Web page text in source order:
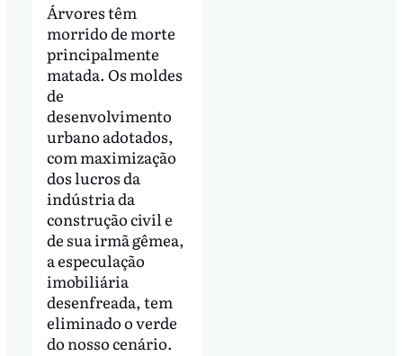
Árvores têm
morrido de morte
principalmente
matada. Os moldes
de
desenvolvimento
urbano adotados,
com maximização
dos lucros da
indústria da
construção civil e
de sua irmã gêmea,
a especulação
imobiliária
desenfreada, tem
eliminado o verde
do nosso cenário.